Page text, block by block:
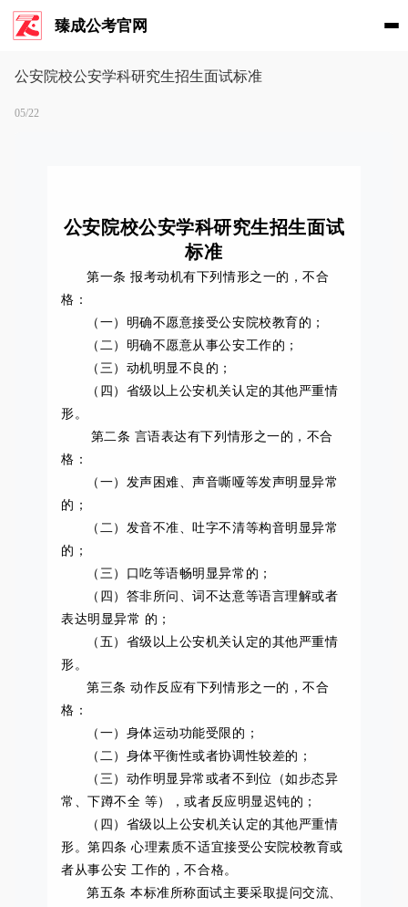
臻成公考官网
公安院校公安学科研究生招生面试标准
05/22
公安院校公安学科研究生招生面试
标准
第一条 报考动机有下列情形之一的，不合
格：
（一）明确不愿意接受公安院校教育的；
（二）明确不愿意从事公安工作的；
（三）动机明显不良的；
（四）省级以上公安机关认定的其他严重情
形。
第二条 言语表达有下列情形之一的，不合
格：
（一）发声困难、声音嘶哑等发声明显异常
的；
（二）发音不准、吐字不清等构音明显异常
的；
（三）口吃等语畅明显异常的；
（四）答非所问、词不达意等语言理解或者
表达明显异常 的；
（五）省级以上公安机关认定的其他严重情
形。
第三条 动作反应有下列情形之一的，不合
格：
（一）身体运动功能受限的；
（二）身体平衡性或者协调性较差的；
（三）动作明显异常或者不到位（如步态异
常、下蹲不全 等），或者反应明显迟钝的；
（四）省级以上公安机关认定的其他严重情
形。第四条 心理素质不适宜接受公安院校教育或
者从事公安 工作的，不合格。
第五条 本标准所称面试主要采取提问交流、